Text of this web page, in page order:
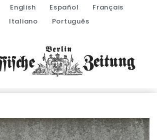
English Español
Français
Italiano
Português